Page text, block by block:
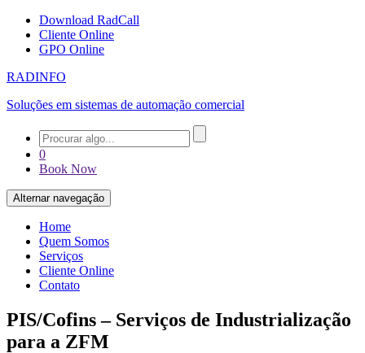
Pular
para
Download RadCall
Cliente Online
GPO Online
RADINFO
Soluções em sistemas de automação comercial
0
Book Now
Alternar navegação
Home
Quem Somos
Serviços
Cliente Online
Contato
PIS/Cofins – Serviços de Industrialização
para a ZFM